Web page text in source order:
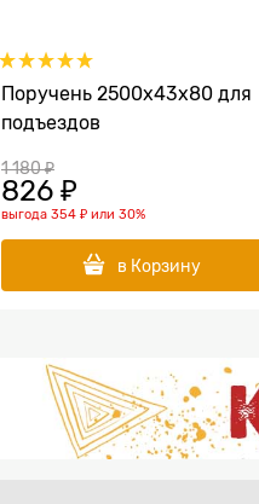
Поручень 2500х43х80 для
подъездов
1 180 ₽
826 ₽
выгода 354 ₽ или 30%
в Корзину